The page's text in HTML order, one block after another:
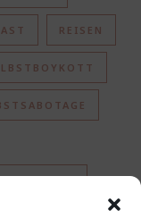
REISEN